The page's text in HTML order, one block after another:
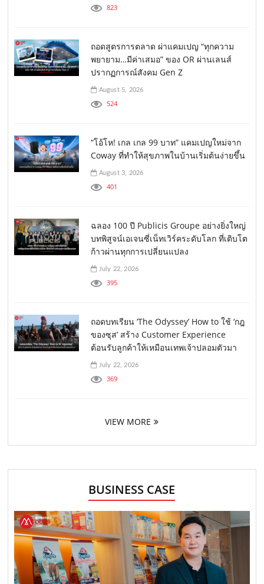
823
ถอดสูตรการตลาด ผ่าแคมเปญ “ทุกความ
พยายาม…มีค่าเสมอ” ของ OR ผ่านเลนส์
ปรากฏการณ์สังคม Gen Z
August 5, 2026
524
“โอ้โห! เกล เกล 99 บาท” แคมเปญใหม่จาก
Coway ที่ทำให้สุขภาพในบ้านเริ่มต้นง่ายขึ้น
August 3, 2026
401
ฉลอง 100 ปี Publicis Groupe อย่างยิ่งใหญ่
บทพิสูจน์เอเจนซี่เน็ทเวิร์คระดับโลก ที่เติบโต
ก้าวผ่านทุกการเปลี่ยนแปลง
July 22, 2026
395
ถอดบทเรียน ‘The Odyssey’ How to ใช้ ‘กฎ
ของซุส’ สร้าง Customer Experience
ต้อนรับลูกค้าให้เหมือนเทพเจ้าปลอมตัวมา
July 22, 2026
369
VIEW MORE
BUSINESS CASE